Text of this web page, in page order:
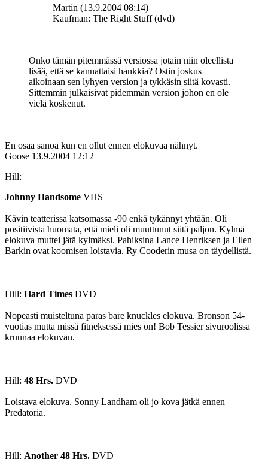
Martin (13.9.2004 08:14)
Kaufman: The Right Stuff (dvd)
Onko tämän pitemmässä versiossa jotain niin oleellista
lisää, että se kannattaisi hankkia? Ostin joskus
aikoinaan sen lyhyen version ja tykkäsin siitä kovasti.
Sittemmin julkaisivat pidemmän version johon en ole
vielä koskenut.
En osaa sanoa kun en ollut ennen elokuvaa nähnyt.
Goose 13.9.2004 12:12
Hill:
Johnny Handsome VHS
Kävin teatterissa katsomassa ‑90 enkä tykännyt yhtään. Oli
positiivista huomata, että mieli oli muuttunut siitä paljon. Kylmä
elokuva muttei jätä kylmäksi. Pahiksina Lance Henriksen ja Ellen
Barkin ovat koomisen loistavia. Ry Cooderin musa on täydellistä.
Hill: Hard Times DVD
Nopeasti muisteltuna paras bare knuckles elokuva. Bronson 54-
vuotias mutta missä fitneksessä mies on! Bob Tessier sivuroolissa
kruunaa elokuvan.
Hill: 48 Hrs. DVD
Loistava elokuva. Sonny Landham oli jo kova jätkä ennen
Predatoria.
Hill: Another 48 Hrs. DVD